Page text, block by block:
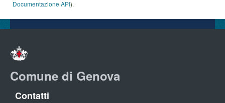
Documentazione API).
Comune di Genova
Contatti